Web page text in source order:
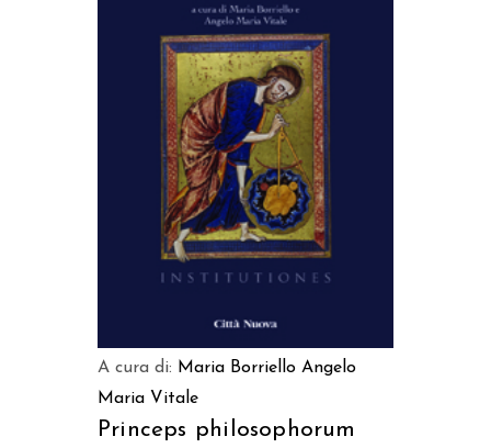
AGGIUNGI AL CARRELLO
A cura di: Maria Borriello Angelo
Maria Vitale
Princeps philosophorum